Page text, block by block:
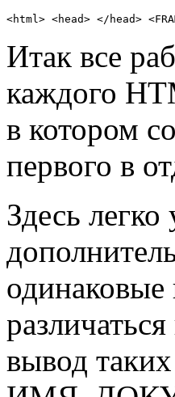
<html> <head> </head>
Итак все
каждого
в котором
первого в
Здесь
вывод